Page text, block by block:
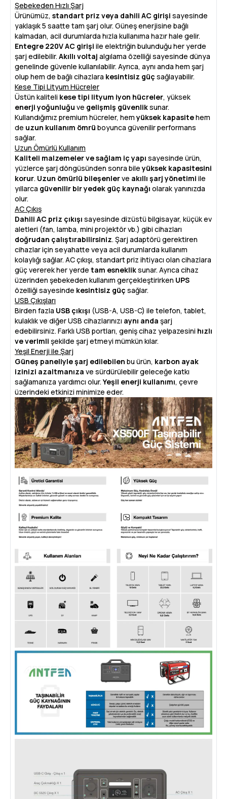
Şebekeden Hızlı Şarj
Ürünümüz, standart priz veya dahili AC girişi sayesinde
yaklaşık 5 saatte tam şarj olur. Güneş enerjisine bağlı
kalmadan, acil durumlarda hızla kullanıma hazır hale gelir.
Entegre 220V AC girişi ile elektriğin bulunduğu her yerde
şarj edilebilir. Akıllı voltaj algılama özelliği sayesinde dünya
genelinde güvenle kullanılabilir. Ayrıca, aynı anda hem şarj
olup hem de bağlı cihazlara kesintisiz güç sağlayabilir.
Kese Tipi Lityum Hücreler
Üstün kaliteli kese tipi lityum iyon hücreler, yüksek
enerji yoğunluğu ve gelişmiş güvenliksunar.
Kullandığımız premium hücreler, hemyüksek kapasitehem
de uzun kullanım ömrü boyunca güvenilir performans
sağlar.
Uzun Ömürlü Kullanım
Kaliteli malzemeler ve sağlam iç yapı sayesinde ürün,
yüzlerce şarj döngüsünden sonra bileyüksek kapasitesini
korur. Uzun ömürlü bileşenlerve akıllı şarj yönetimi ile
yıllarca güvenilir bir yedek güç kaynağı olarak yanınızda
olur.
AC Çıkış
Dahili AC priz çıkışı sayesinde dizüstü bilgisayar, küçük ev
aletleri (fan, lamba, mini projektör vb.) gibi cihazları
doğrudan çalıştırabilirsiniz. Şarj adaptörü gerektiren
cihazlar için seyahatte veya acil durumlarda kullanım
kolaylığı sağlar. AC çıkışı, standart priz ihtiyacı olan cihazlara
güç vererek her yerde tam esnekliksunar. Ayrıca cihaz
üzerinden şebekeden kullanım gerçekleştirirken UPS
özelliği sayesinde kesintisiz güç sağlar.
USB Çıkışları
Birden fazla USB çıkışı (USB-A, USB-C) ile telefon, tablet,
kulaklık ve diğer USB cihazlarınızı aynı anda şarj
edebilirsiniz. Farklı USB portları, geniş cihaz yelpazesini hızlı
ve verimli şekilde şarj etmeyi mümkün kılar.
Yeşil Enerji ile Şarj
Güneş paneliyle şarj edilebilen bu ürün, karbon ayak
izinizi azaltmanıza ve sürdürülebilir geleceğe katkı
sağlamanıza yardımcı olur.Yeşil enerji kullanımı, çevre
üzerindeki etkinizi minimize eder.